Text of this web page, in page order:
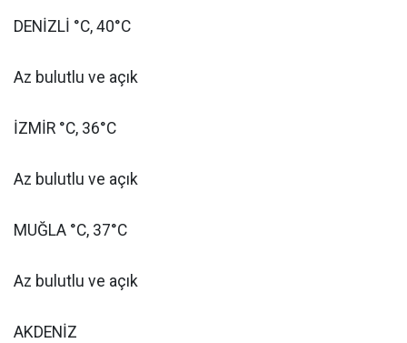
DENİZLİ °C, 40°C
Az bulutlu ve açık
İZMİR °C, 36°C
Az bulutlu ve açık
MUĞLA °C, 37°C
Az bulutlu ve açık
AKDENİZ